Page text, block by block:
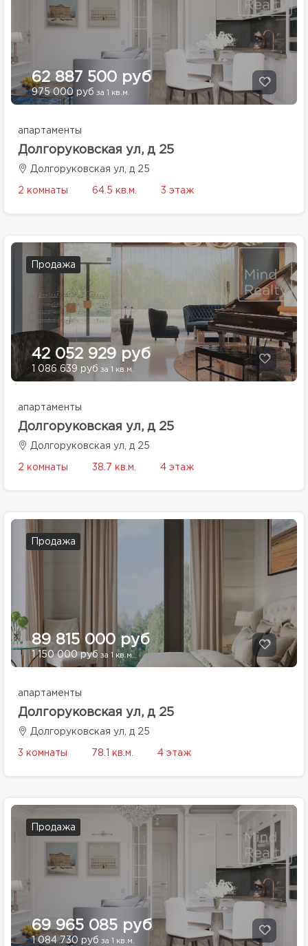
62 887 500 руб
975 000 руб за 1 кв.м.
апартаменты
Долгоруковская ул, д 25
Долгоруковская ул, д 25
2 комнаты 64.5 кв.м. 3 этаж
Продажа
42 052 929 руб
1 086 639 руб за 1 кв.м.
апартаменты
Долгоруковская ул, д 25
Долгоруковская ул, д 25
2 комнаты 38.7 кв.м. 4 этаж
Продажа
89 815 000 руб
1 150 000 руб за 1 кв.м.
апартаменты
Долгоруковская ул, д 25
Долгоруковская ул, д 25
3 комнаты 78.1 кв.м. 4 этаж
Продажа
69 965 085 руб
1 084 730 руб за 1 кв.м.